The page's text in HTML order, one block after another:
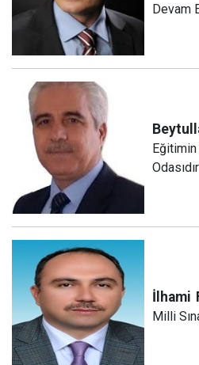
Devam
Odasıdır
İlhami
Milli